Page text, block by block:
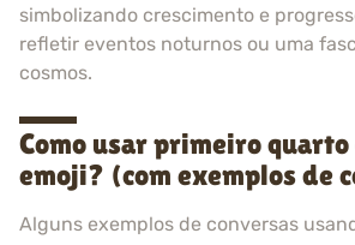
simbolizando crescimento e
refletir eventos noturnos ou uma
cosmos.
Como usar primeiro quarto
emoji? (com exemplos de
Alguns exemplos de conversas